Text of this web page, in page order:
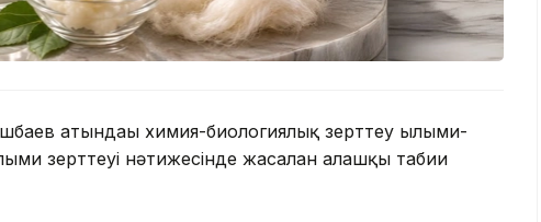
атындағы химия-биологиялық зерттеу ғылыми-
зерттеуі нәтижесінде жасалған алғашқы табиғи